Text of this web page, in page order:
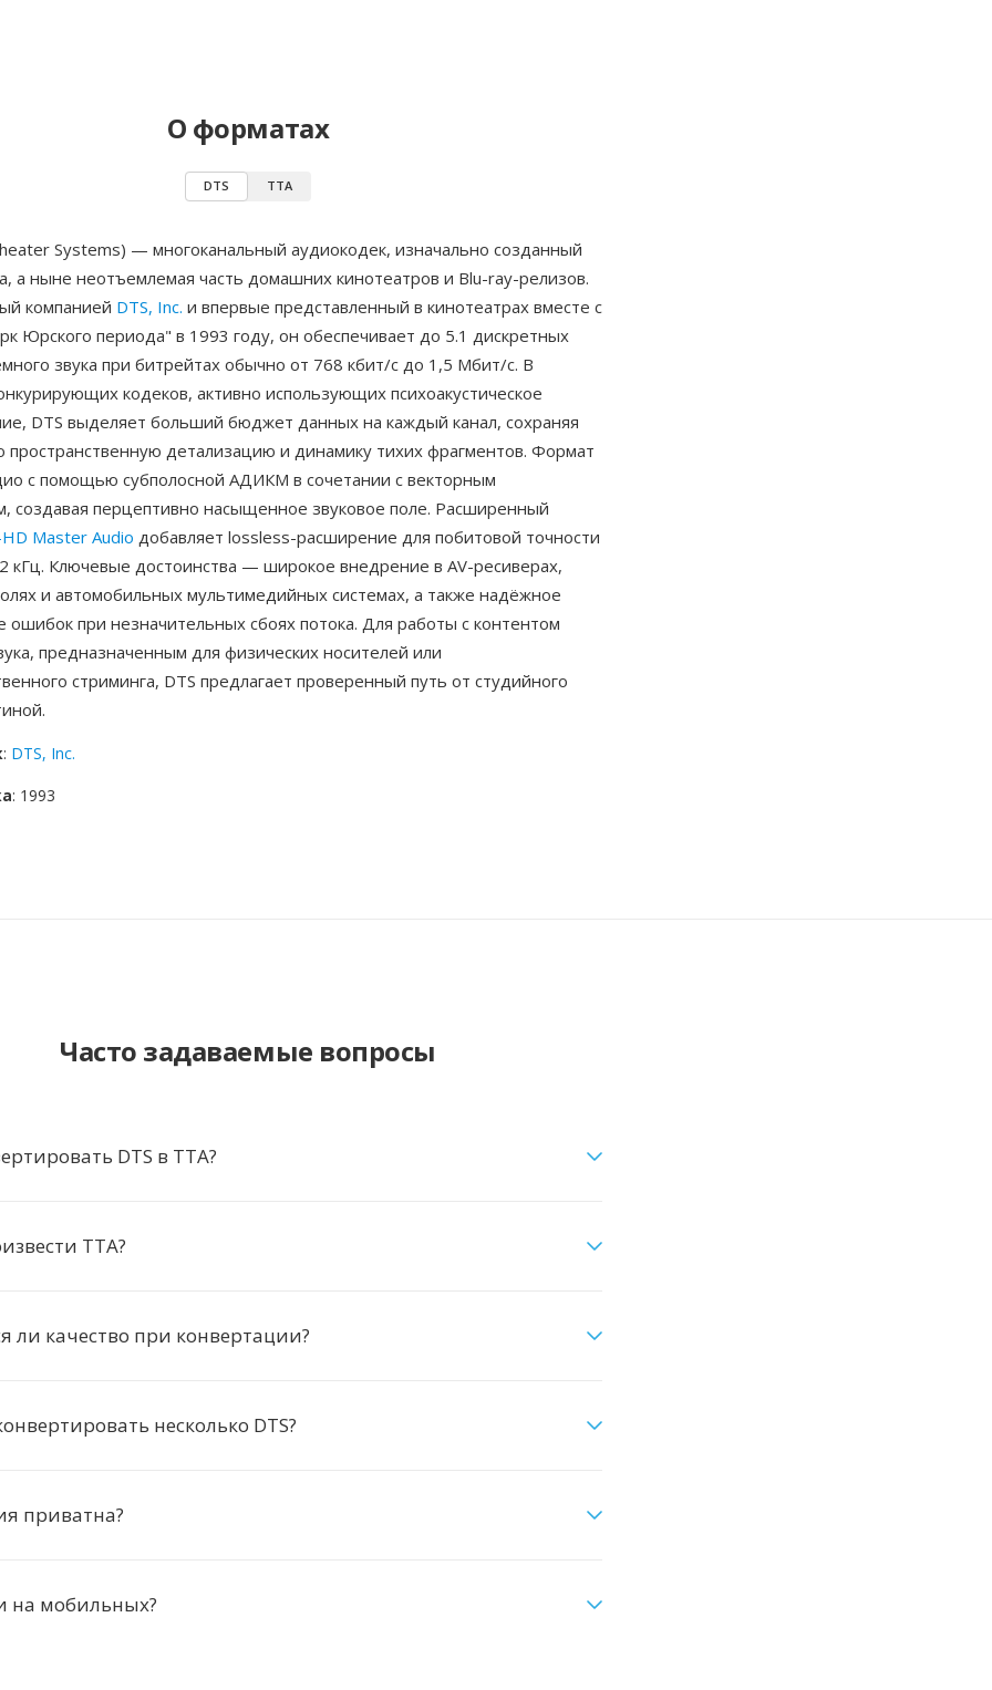
О форматах
DTS TTA
Systems) — многоканальный аудиокодек, изначально созданный
а ныне неотъемлемая часть домашних кинотеатров и Blu-ray-релизов.
компанией DTS, Inc. и впервые представленный в кинотеатрах вместе с
Юрского периода" в 1993 году, он обеспечивает до 5.1 дискретных
звука при битрейтах обычно от 768 кбит/с до 1,5 Мбит/с. В
кодеков, активно использующих психоакустическое
DTS выделяет больший бюджет данных на каждый канал, сохраняя
пространственную детализацию и динамику тихих фрагментов. Формат
с помощью субполосной АДИКМ в сочетании с векторным
создавая перцептивно насыщенное звуковое поле. Расширенный
Master Audio добавляет lossless-расширение для побитовой точности
кГц. Ключевые достоинства — широкое внедрение в AV-ресиверах,
и автомобильных мультимедийных системах, а также надёжное
ошибок при незначительных сбоях потока. Для работы с контентом
предназначенным для физических носителей или
стриминга, DTS предлагает проверенный путь от студийного
: DTS, Inc.
: 1993
Часто задаваемые вопросы
DTS в TTA?
TTA?
ли качество при конвертации?
несколько DTS?
приватна?
на мобильных?